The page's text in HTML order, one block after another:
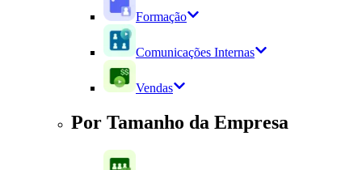
Formação
Comunicações Internas
Vendas
Por Tamanho da Empresa